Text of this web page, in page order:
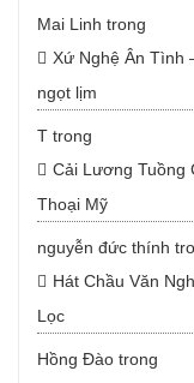
Mai Linh trong
Xứ Nghệ Ân Tình
ngọt lịm
T trong
Cải Lương Tuồng
Thoại Mỹ
nguyễn đức thính
Hát Chầu Văn
Lọc
Hồng Đào trong